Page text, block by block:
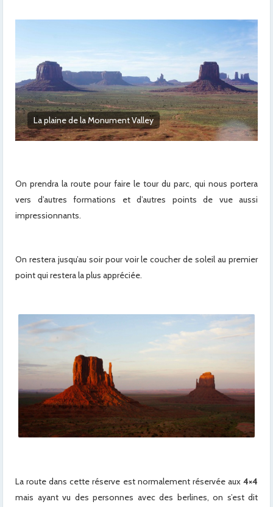
Balèze la petite !
On prendra la route pour faire le tour du parc, qui nous portera
vers d’autres formations et d’autres points de vue aussi
impressionnants.
On restera jusqu’au soir pour voir le coucher de soleil au premier
point qui restera la plus appréciée.
La route dans cette réserve est normalement réservée aux 4×4
mais ayant vu des personnes avec des berlines, on s’est dit